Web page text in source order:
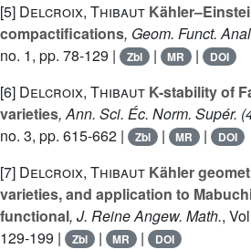
[5] Delcroix, Thibaut
compactifications, Geom. Funct.
no. 1, pp. 78-129 |
Zbl | MR | DOI
[6] Delcroix, Thibaut K-stability of
varieties, Ann. Sci. Éc. Norm. Supér.
no. 3, pp. 615-662 |
Zbl | MR | DOI
[7] Delcroix, Thibaut Kähler
varieties, and application to
functional, J. Reine Angew. Math.,
129-199 |
Zbl | MR | DOI